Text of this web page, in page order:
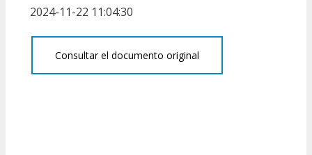
2024-11-22 11:04:30
Consultar el documento original